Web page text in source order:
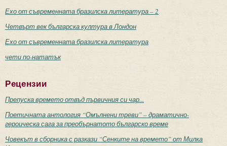
Ехо от съвременната бразилска литература – 2
Четвърт век българска култура в Лондон
Ехо от съвременната бразилска литература
чети по-нататък
Рецензии
Препуска времето отвъд първичния си чар...
Поетичната антология “Омълнени треви” – драматично-
героическа сага за преобърнатото българско време
Човекът в сборника с разкази “Сенките на времето” от Милка